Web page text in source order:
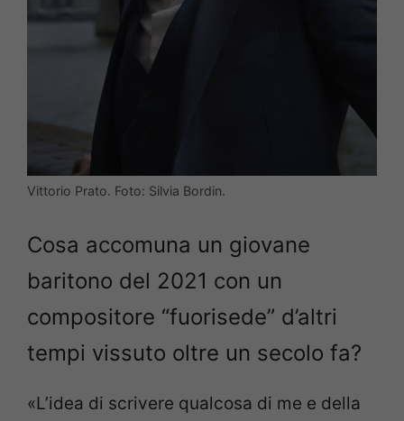
Vittorio Prato. Foto: Silvia Bordin.
Cosa accomuna un giovane
baritono del 2021 con un
compositore “fuorisede” d’altri
tempi vissuto oltre un secolo fa?
«L’idea di scrivere qualcosa di me e della